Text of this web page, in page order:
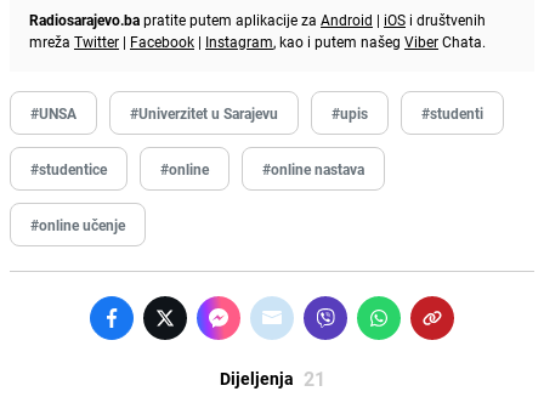
Radiosarajevo.bapratite putem aplikacije za Android | iOS i društvenih
mreža Twitter | Facebook | Instagram, kao i putem našeg ViberChata.
#UNSA #Univerzitet u Sarajevu #upis #studenti
#studentice #online #online nastava
#online učenje
Dijeljenja 21